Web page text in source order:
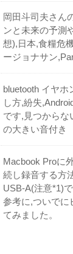
岡田斗司夫さん
ンと未来の予測
想),日本,食糧危
ージョナサン
bluetooth イヤ
し方,紛失
です,見つからな
の大きい音付き
Macbook Proに
続し録音する方
USB-A(注意*1)
参考に,ついでに
てみました。